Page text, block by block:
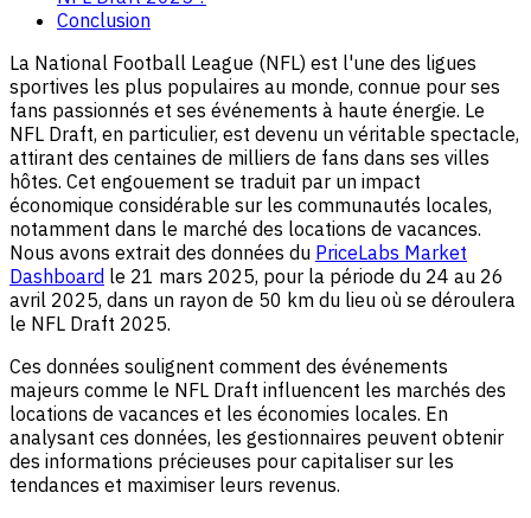
Conclusion
La National Football League (NFL) est l'une des ligues
sportives les plus populaires au monde, connue pour ses
fans passionnés et ses événements à haute énergie. Le
NFL Draft, en particulier, est devenu un véritable spectacle,
attirant des centaines de milliers de fans dans ses villes
hôtes. Cet engouement se traduit par un impact
économique considérable sur les communautés locales,
notamment dans le marché des locations de vacances.
Nous avons extrait des données du PriceLabs Market
Dashboard le 21 mars 2025, pour la période du 24 au 26
avril 2025, dans un rayon de 50 km du lieu où se déroulera
le NFL Draft 2025.
Ces données soulignent comment des événements
majeurs comme le NFL Draft influencent les marchés des
locations de vacances et les économies locales. En
analysant ces données, les gestionnaires peuvent obtenir
des informations précieuses pour capitaliser sur les
tendances et maximiser leurs revenus.